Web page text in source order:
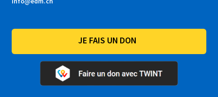
JE FAIS UN DON